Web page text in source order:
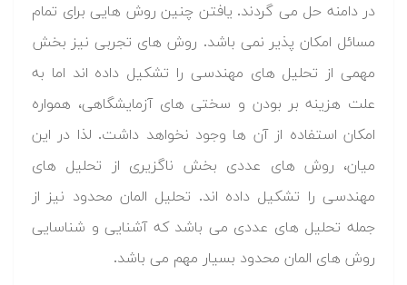
در دامنه حل می گردند. یافتن چنین روش هایی برای تمام
مسائل امکان پذیر نمی باشد. روش های تجربی نیز بخش
مهمی از تحلیل های مهندسی را تشکیل داده اند اما به
علت هزینه بر بودن و سختی های آزمایشگاهی، همواره
امکان استفاده از آن ها وجود نخواهد داشت. لذا در این
میان، روش های عددی بخش ناگزیری از تحلیل های
مهندسی را تشکیل داده اند. تحلیل المان محدود نیز از
جمله تحلیل های عددی می باشد که آشنایی و شناسایی
روش های المان محدود بسیار مهم می باشد.